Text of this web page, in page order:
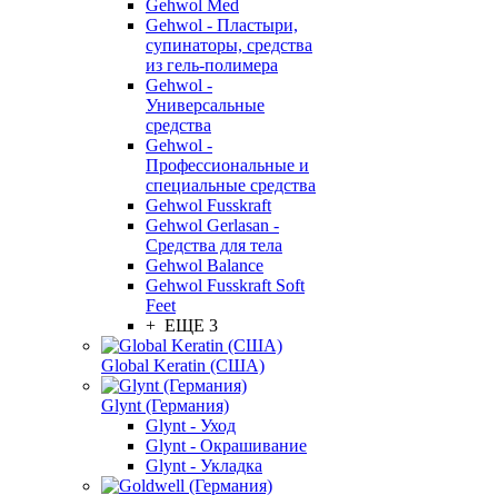
Gehwol Med
Gehwol - Пластыри,
супинаторы, средства
из гель-полимера
Gehwol -
Универсальные
средства
Gehwol -
Профессиональные и
специальные средства
Gehwol Fusskraft
Gehwol Gerlasan -
Средства для тела
Gehwol Balance
Gehwol Fusskraft Soft
Feet
+ ЕЩЕ 3
Global Keratin (США)
Glynt (Германия)
Glynt - Уход
Glynt - Окрашивание
Glynt - Укладка